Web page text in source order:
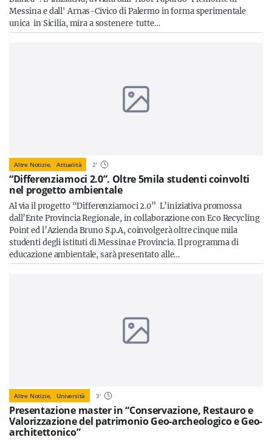
Messina e dall' Arnas-Civico di Palermo in forma sperimentale
unica in Sicilia, mira a sostenere tutte…
Altre Notizie, Attualità 2'
“Differenziamoci 2.0”. Oltre 5mila studenti coinvolti
nel progetto ambientale
Al via il progetto “Differenziamoci 2.0” L’iniziativa promossa
dall’Ente Provincia Regionale, in collaborazione con Eco Recycling
Point ed l’Azienda Bruno S.p.A, coinvolgerà oltre cinque mila
studenti degli istituti di Messina e Provincia. Il programma di
educazione ambientale, sarà presentato alle…
Altre Notizie, Università 3'
Presentazione master in “Conservazione, Restauro e
Valorizzazione del patrimonio Geo-archeologico e Geo-
architettonico”